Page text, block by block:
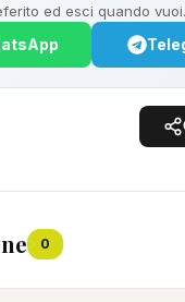
ed esci quando vuoi.
0